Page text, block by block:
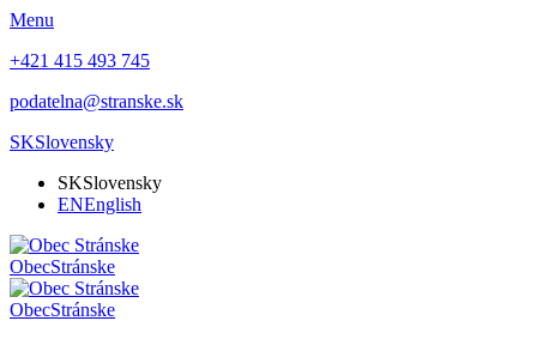
Menu
+421 415 493 745
podatelna@stranske.sk
SKSlovensky
SKSlovensky
ENEnglish
ObecStránske
ObecStránske